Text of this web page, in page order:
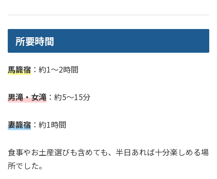
所要時間
馬籠宿 ：約1～2時間
男滝・女滝 ：約5〜15分
妻籠宿 ：約1時間
食事やお土産選びも含めても、半日あれば十分楽しめる場
所でした。